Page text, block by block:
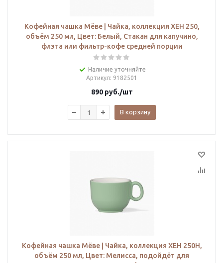
Кофейная чашка Мёве | Чайка, коллекция ХЕН 250,
объём 250 мл, Цвет: Белый, Стакан для капучино,
флэта или фильтр-кофе средней порции
Наличие уточняйте
Артикул: 9182501
890руб./шт
В корзину
Кофейная чашка Мёве | Чайка, коллекция ХЕН 250H,
объём 250 мл, Цвет: Мелисса, подойдёт для